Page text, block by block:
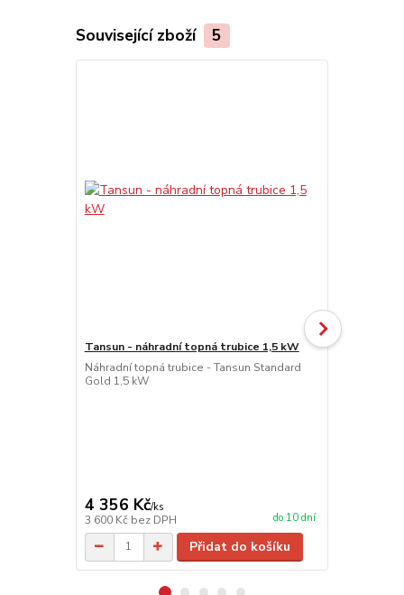
Související zboží 5
Tansun - náhradní topná trubice 1,5 kW
Náhradní topná trubice - Tansun Standard
Gold 1,5 kW
4 356 Kč/ks
3 600 Kč bez DPH do 10 dní
Přidat do košíku
Tansun